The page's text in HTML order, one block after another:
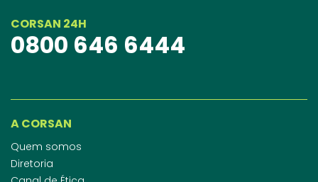
CORSAN 24H
0800 646 6444
A CORSAN
Quem somos
Diretoria